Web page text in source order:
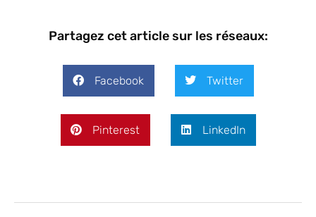
Partagez cet article sur les réseaux:
Facebook Twitter
Pinterest LinkedIn